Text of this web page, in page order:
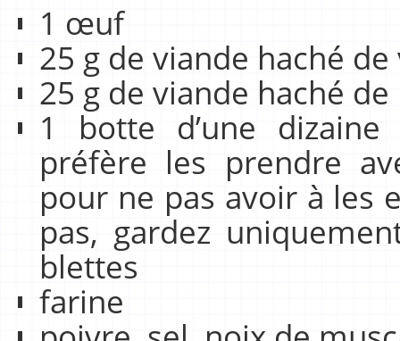
1 œuf
25 g de viande haché de
25 g de viande haché
1 botte d’une
préfère les prendre
pour ne pas avoir à les
pas, gardez
blettes
farine